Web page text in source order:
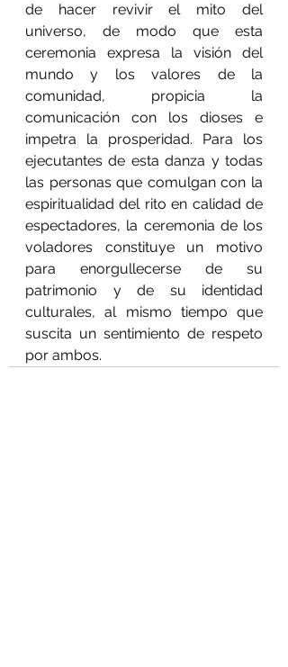
de hacer revivir el mito del
universo, de modo que esta
ceremonia expresa la visión del
mundo y los valores de la
comunidad, propicia la
comunicación con los dioses e
impetra la prosperidad. Para los
ejecutantes de esta danza y todas
las personas que comulgan con la
espiritualidad del rito en calidad de
espectadores, la ceremonia de los
voladores constituye un motivo
para enorgullecerse de su
patrimonio y de su identidad
culturales, al mismo tiempo que
suscita un sentimiento de respeto
por ambos.